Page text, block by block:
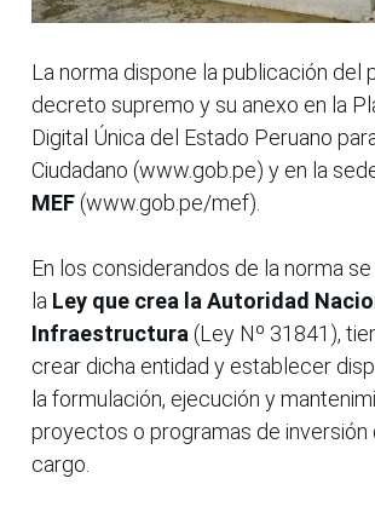
La norma dispone la publicación del
decreto supremo y su anexo en la
Digital Única del Estado Peruano
Ciudadano (www.gob.pe) y en la
MEF (www.gob.pe/mef).
En los considerandos de la norma
la Ley que crea la Autoridad
Infraestructura (Ley Nº 31841),
crear dicha entidad y establecer
la formulación, ejecución y
proyectos o programas de inversión
cargo.